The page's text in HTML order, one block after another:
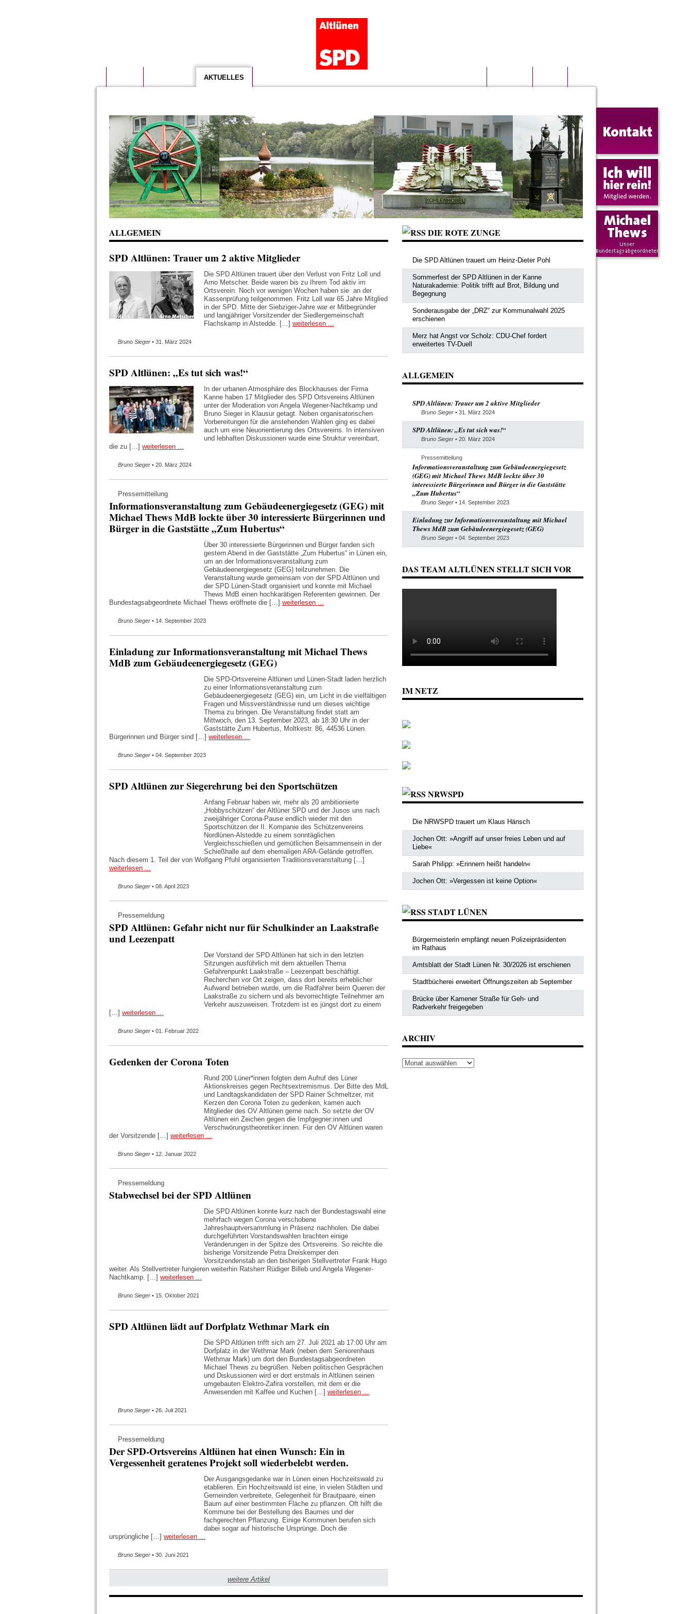
AKTUELLES
ALLGEMEIN
SPD Altlünen: Trauer um 2 aktive Mitglieder
Die SPD Altlünen trauert über den Verlust von Fritz Loll und
Arno Metscher. Beide waren bis zu Ihrem Tod aktiv im
Ortsverein. Noch vor wenigen Wochen haben sie an der
Kassenprüfung teilgenommen. Fritz Loll war 65 Jahre Mitglied
in der SPD. Mitte der Siebziger-Jahre war er Mitbegründer
und langjähriger Vorsitzender der Siedlergemeinschaft
Flachskamp in Alstedde. […] weiterlesen ...
Bruno Sieger • 31. März 2024
SPD Altlünen: „Es tut sich was!“
In der urbanen Atmosphäre des Blockhauses der Firma
Kanne haben 17 Mitglieder des SPD Ortsvereins Altlünen
unter der Moderation von Angela Wegener-Nachtkamp und
Bruno Sieger in Klausur getagt. Neben organisatorischen
Vorbereitungen für die anstehenden Wahlen ging es dabei
auch um eine Neuorientierung des Ortsvereins. In intensiven
und lebhaften Diskussionen wurde eine Struktur vereinbart,
die zu […] weiterlesen ...
Bruno Sieger • 20. März 2024
Pressemitteilung
Informationsveranstaltung zum Gebäudeenergiegesetz (GEG) mit
Michael Thews MdB lockte über 30 interessierte Bürgerinnen und
Bürger in die Gaststätte „Zum Hubertus“
Über 30 interessierte Bürgerinnen und Bürger fanden sich
gestern Abend in der Gaststätte „Zum Hubertus“ in Lünen ein,
um an der Informationsveranstaltung zum
Gebäudeenergiegesetz (GEG) teilzunehmen. Die
Veranstaltung wurde gemeinsam von der SPD Altlünen und
der SPD Lünen-Stadt organisiert und konnte mit Michael
Thews MdB einen hochkarätigen Referenten gewinnen. Der
Bundestagsabgeordnete Michael Thews eröffnete die […] weiterlesen ...
Bruno Sieger • 14. September 2023
Einladung zur Informationsveranstaltung mit Michael Thews
MdB zum Gebäudeenergiegesetz (GEG)
Die SPD-Ortsvereine Altlünen und Lünen-Stadt laden herzlich
zu einer Informationsveranstaltung zum
Gebäudeenergiegesetz (GEG) ein, um Licht in die vielfältigen
Fragen und Missverständnisse rund um dieses wichtige
Thema zu bringen. Die Veranstaltung findet statt am
Mittwoch, den 13. September 2023, ab 18:30 Uhr in der
Gaststätte Zum Hubertus, Moltkestr. 86, 44536 Lünen.
Bürgerinnen und Bürger sind […] weiterlesen ...
Bruno Sieger • 04. September 2023
SPD Altlünen zur Siegerehrung bei den Sportschützen
Anfang Februar haben wir, mehr als 20 ambitionierte
„Hobbyschützen“ der Altlüner SPD und der Jusos uns nach
zweijähriger Corona-Pause endlich wieder mit den
Sportschützen der II. Kompanie des Schützenvereins
Nordlünen-Alstedde zu einem sonntäglichen
Vergleichsschießen und gemütlichen Beisammensein in der
Schießhalle auf dem ehemaligen ARA-Gelände getroffen.
Nach diesem 1. Teil der von Wolfgang Pfuhl organisierten Traditionsveranstaltung […]
weiterlesen ...
Bruno Sieger • 08. April 2023
Pressemeldung
SPD Altlünen: Gefahr nicht nur für Schulkinder an Laakstraße
und Leezenpatt
Der Vorstand der SPD Altlünen hat sich in den letzten
Sitzungen ausführlich mit dem aktuellen Thema
Gefahrenpunkt Laakstraße – Leezenpatt beschäftigt.
Recherchen vor Ort zeigen, dass dort bereits erheblicher
Aufwand betrieben wurde, um die Radfahrer beim Queren der
Laakstraße zu sichern und als bevorrechtigte Teilnehmer am
Verkehr auszuweisen. Trotzdem ist es jüngst dort zu einem
[…] weiterlesen ...
Bruno Sieger • 01. Februar 2022
Gedenken der Corona Toten
Rund 200 Lüner*innen folgten dem Aufruf des Lüner
Aktionskreises gegen Rechtsextremismus. Der Bitte des MdL
und Landtagskandidaten der SPD Rainer Schmeltzer, mit
Kerzen den Corona Toten zu gedenken, kamen auch
Mitglieder des OV Altlünen gerne nach. So setzte der OV
Altlünen ein Zeichen gegen die Impfgegner:innen und
Verschwörungstheoretiker:innen. Für den OV Altlünen waren
der Vorsitzende […] weiterlesen ...
Bruno Sieger • 12. Januar 2022
Pressemeldung
Stabwechsel bei der SPD Altlünen
Die SPD Altlünen konnte kurz nach der Bundestagswahl eine
mehrfach wegen Corona verschobene
Jahreshauptversammlung in Präsenz nachholen. Die dabei
durchgeführten Vorstandswahlen brachten einige
Veränderungen in der Spitze des Ortsvereins. So reichte die
bisherige Vorsitzende Petra Dreiskemper den
Vorsitzendenstab an den bisherigen Stellvertreter Frank Hugo
weiter. Als Stellvertreter fungieren weiterhin Ratsherr Rüdiger Billeb und Angela Wegener-
Nachtkamp. […] weiterlesen ...
Bruno Sieger • 15. Oktober 2021
SPD Altlünen lädt auf Dorfplatz Wethmar Mark ein
Die SPD Altlünen trifft sich am 27. Juli 2021 ab 17:00 Uhr am
Dorfplatz in der Wethmar Mark (neben dem Seniorenhaus
Wethmar Mark) um dort den Bundestagsabgeordneten
Michael Thews zu begrüßen. Neben politischen Gesprächen
und Diskussionen wird er dort erstmals in Altlünen seinen
umgebauten Elektro-Zafira vorstellen, mit dem er die
Anwesenden mit Kaffee und Kuchen […] weiterlesen ...
Bruno Sieger • 26. Juli 2021
Pressemeldung
Der SPD-Ortsvereins Altlünen hat einen Wunsch: Ein in
Vergessenheit geratenes Projekt soll wiederbelebt werden.
Der Ausgangsgedanke war in Lünen einen Hochzeitswald zu
etablieren. Ein Hochzeitswald ist eine, in vielen Städten und
Gemeinden verbreitete, Gelegenheit für Brautpaare, einen
Baum auf einer bestimmten Fläche zu pflanzen. Oft hilft die
Kommune bei der Bestellung des Baumes und der
fachgerechten Pflanzung. Einige Kommunen berufen sich
dabei sogar auf historische Ursprünge. Doch die
ursprüngliche […] weiterlesen ...
Bruno Sieger • 30. Juni 2021
weitere Artikel
DIE ROTE ZUNGE
Die SPD Altlünen trauert um Heinz-Dieter Pohl
Sommerfest der SPD Altlünen in der Kanne
Naturakademie: Politik trifft auf Brot, Bildung und
Begegnung
Sonderausgabe der „DRZ“ zur Kommunalwahl 2025
erschienen
Merz hat Angst vor Scholz: CDU-Chef fordert
erweitertes TV-Duell
ALLGEMEIN
SPD Altlünen: Trauer um 2 aktive Mitglieder
Bruno Sieger• 31. März 2024
SPD Altlünen: „Es tut sich was!“
Bruno Sieger• 20. März 2024
Pressemitteilung
Informationsveranstaltung zum Gebäudeenergiegesetz
(GEG) mit Michael Thews MdB lockte über 30
interessierte Bürgerinnen und Bürger in die Gaststätte
„Zum Hubertus“
Bruno Sieger• 14. September 2023
Einladung zur Informationsveranstaltung mit Michael
Thews MdB zum Gebäudeenergiegesetz (GEG)
Bruno Sieger• 04. September 2023
DAS TEAM ALTLÜNEN STELLT SICH VOR
IM NETZ
NRWSPD
Die NRWSPD trauert um Klaus Hänsch
Jochen Ott: »Angriff auf unser freies Leben und auf
Liebe«
Sarah Philipp: »Erinnern heißt handeln«
Jochen Ott: »Vergessen ist keine Option«
STADT LÜNEN
Bürgermeisterin empfängt neuen Polizeipräsidenten
im Rathaus
Amtsblatt der Stadt Lünen Nr. 30/2026 ist erschienen
Stadtbücherei erweitert Öffnungszeiten ab September
Brücke über Kamener Straße für Geh- und
Radverkehr freigegeben
ARCHIV
Archiv